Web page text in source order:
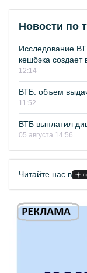
Новости по
Исследование
кешбэка создает
12:14
ВТБ: объем
11:52
ВТБ выплатил
05 августа 14:56
Читайте нас в